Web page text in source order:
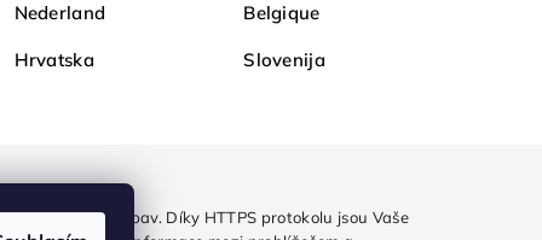
Nederland Belgique
Hrvatska Slovenija
a bez obav. Díky HTTPS protokolu jsou Vaše